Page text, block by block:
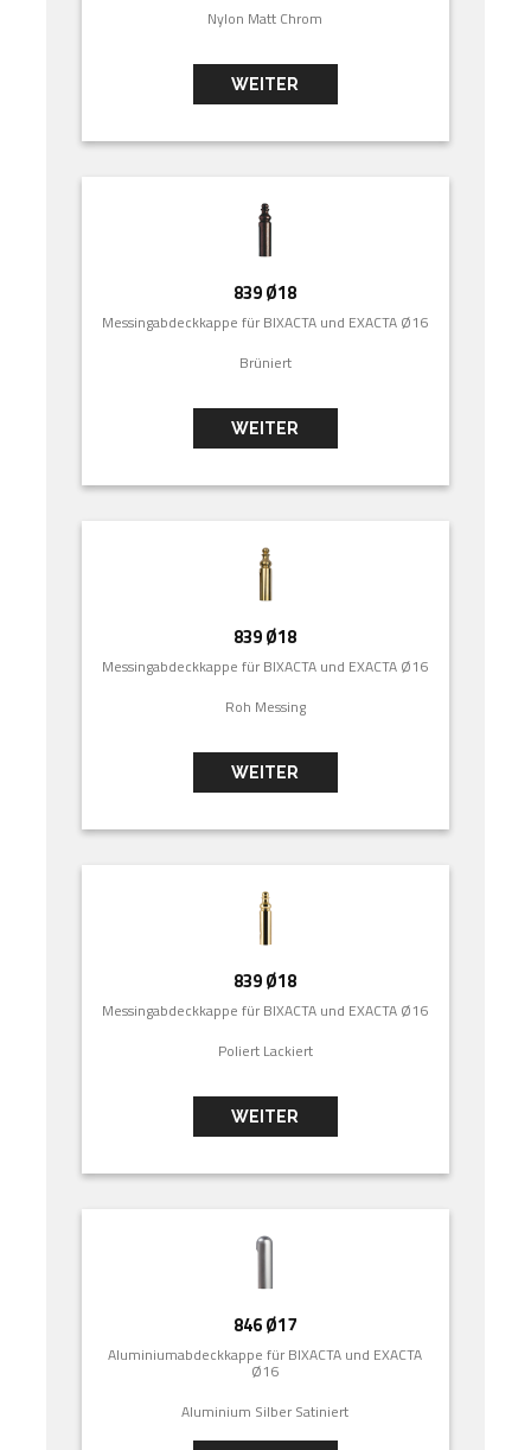
Nylon Matt Chrom
WEITER
839 Ø18
Messingabdeckkappe für BIXACTA und EXACTA Ø16
Brüniert
WEITER
839 Ø18
Messingabdeckkappe für BIXACTA und EXACTA Ø16
Roh Messing
WEITER
839 Ø18
Messingabdeckkappe für BIXACTA und EXACTA Ø16
Poliert Lackiert
WEITER
846 Ø17
Aluminiumabdeckkappe für BIXACTA und EXACTA
Ø16
Aluminium Silber Satiniert